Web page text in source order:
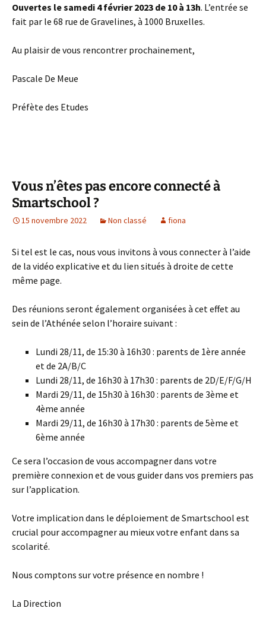
Ouvertes le samedi 4 février 2023 de 10 à 13h. L’entrée se
fait par le 68 rue de Gravelines, à 1000 Bruxelles.
Au plaisir de vous rencontrer prochainement,
Pascale De Meue
Préfète des Etudes
Vous n’êtes pas encore connecté à
Smartschool ?
15 novembre 2022 Non classé fiona
Si tel est le cas, nous vous invitons à vous connecter à l’aide
de la vidéo explicative et du lien situés à droite de cette
même page.
Des réunions seront également organisées à cet effet au
sein de l’Athénée selon l’horaire suivant :
Lundi 28/11, de 15:30 à 16h30 : parents de 1ère année
et de 2A/B/C
Lundi 28/11, de 16h30 à 17h30 : parents de 2D/E/F/G/H
Mardi 29/11, de 15h30 à 16h30 : parents de 3ème et
4ème année
Mardi 29/11, de 16h30 à 17h30 : parents de 5ème et
6ème année
Ce sera l’occasion de vous accompagner dans votre
première connexion et de vous guider dans vos premiers pas
sur l’application.
Votre implication dans le déploiement de Smartschool est
crucial pour accompagner au mieux votre enfant dans sa
scolarité.
Nous comptons sur votre présence en nombre !
La Direction